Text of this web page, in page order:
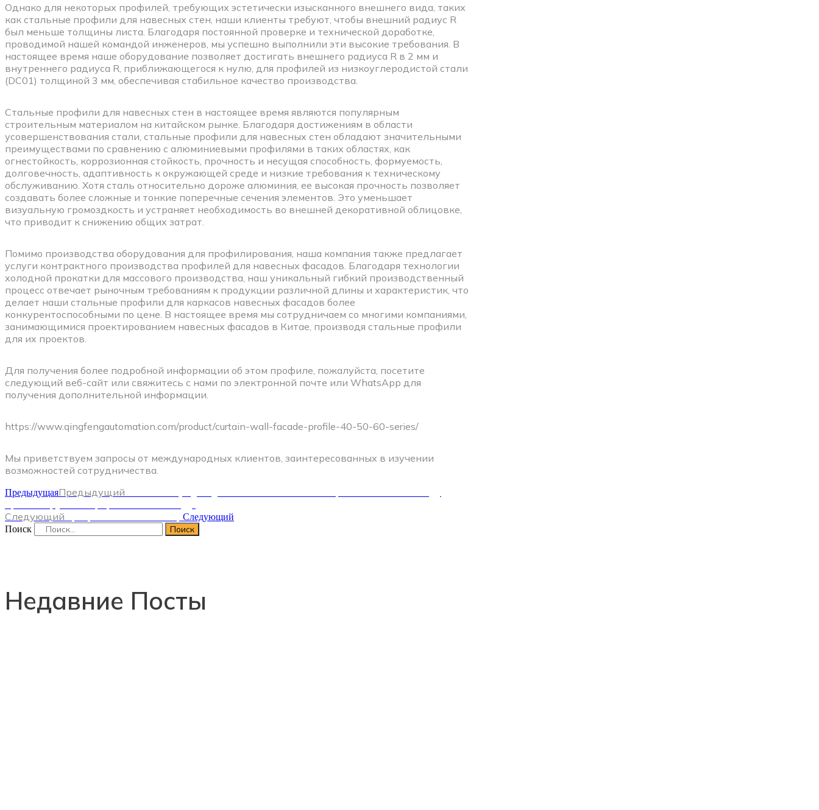
Однако для некоторых профилей, требующих эстетически изысканного внешнего вида, таких
как стальные профили для навесных стен, наши клиенты требуют, чтобы внешний радиус R
был меньше толщины листа. Благодаря постоянной проверке и технической доработке,
проводимой нашей командой инженеров, мы успешно выполнили эти высокие требования. В
настоящее время наше оборудование позволяет достигать внешнего радиуса R в 2 мм и
внутреннего радиуса R, приближающегося к нулю, для профилей из низкоуглеродистой стали
(DC01) толщиной 3 мм, обеспечивая стабильное качество производства.
Стальные профили для навесных стен в настоящее время являются популярным
строительным материалом на китайском рынке. Благодаря достижениям в области
усовершенствования стали, стальные профили для навесных стен обладают значительными
преимуществами по сравнению с алюминиевыми профилями в таких областях, как
огнестойкость, коррозионная стойкость, прочность и несущая способность, формуемость,
долговечность, адаптивность к окружающей среде и низкие требования к техническому
обслуживанию. Хотя сталь относительно дороже алюминия, ее высокая прочность позволяет
создавать более сложные и тонкие поперечные сечения элементов. Это уменьшает
визуальную громоздкость и устраняет необходимость во внешней декоративной облицовке,
что приводит к снижению общих затрат.
Помимо производства оборудования для профилирования, наша компания также предлагает
услуги контрактного производства профилей для навесных фасадов. Благодаря технологии
холодной прокатки для массового производства, наш уникальный гибкий производственный
процесс отвечает рыночным требованиям к продукции различной длины и характеристик, что
делает наши стальные профили для каркасов навесных фасадов более
конкурентоспособными по цене. В настоящее время мы сотрудничаем со многими компаниями,
занимающимися проектированием навесных фасадов в Китае, производя стальные профили
для их проектов.
Для получения более подробной информации об этом профиле, пожалуйста, посетите
следующий веб-сайт или свяжитесь с нами по электронной почте или WhatsApp для
получения дополнительной информации.
https://www.qingfengautomation.com/product/curtain-wall-facade-profile-40-50-60-series/
Мы приветствуем запросы от международных клиентов, заинтересованных в изучении
возможностей сотрудничества.
ПредыдущаяПредыдущий
Следующий
Следующий
Поиск
Поиск
Недавние Посты